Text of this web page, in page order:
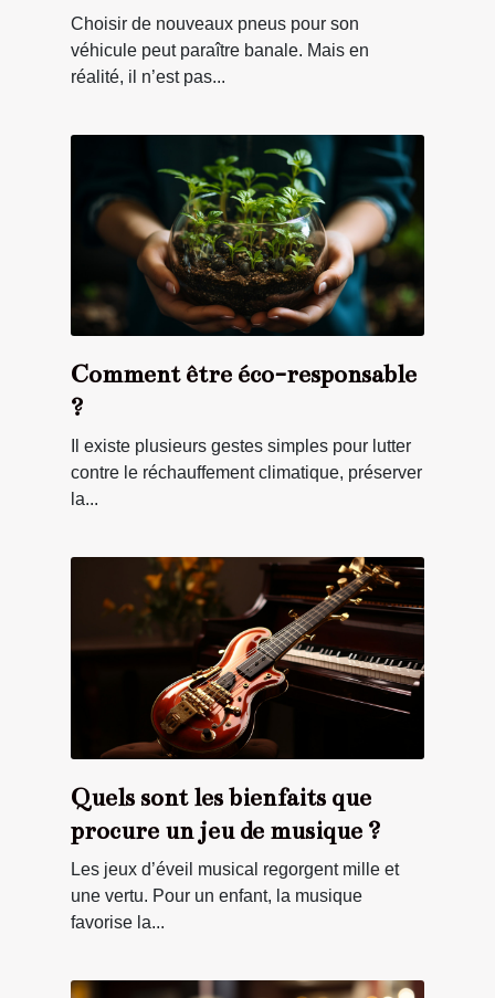
Choisir de nouveaux pneus pour son
véhicule peut paraître banale. Mais en
réalité, il n’est pas...
Comment être éco-responsable
?
Il existe plusieurs gestes simples pour lutter
contre le réchauffement climatique, préserver
la...
Quels sont les bienfaits que
procure un jeu de musique ?
Les jeux d’éveil musical regorgent mille et
une vertu. Pour un enfant, la musique
favorise la...